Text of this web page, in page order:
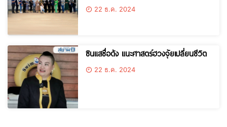
บาลการจัดการที่ดินและอสังหาริมทรัพย์ชั้น
22 ธ.ค. 2024
ซินแสชื่อดัง แนะศาสตร์ฮวงจุ้ยเปลี่ยนชีวิต
22 ธ.ค. 2024